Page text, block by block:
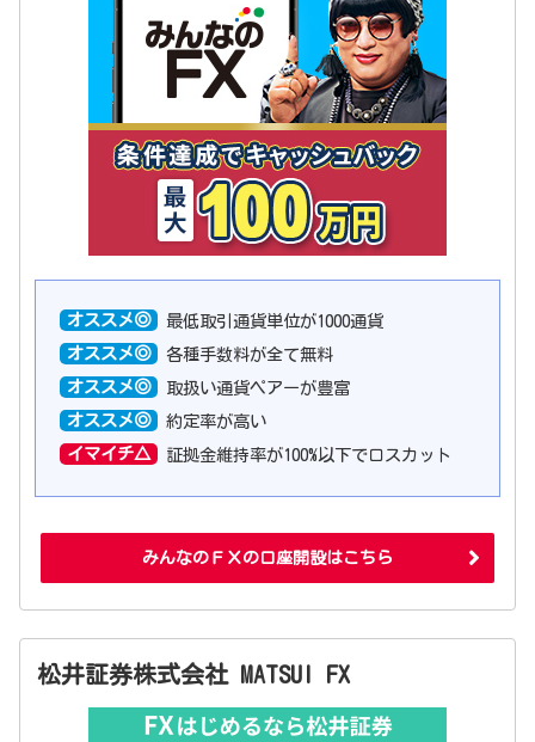
オススメ◎
最低取引通貨単位が1000通貨
オススメ◎
各種手数料が全て無料
オススメ◎
取扱い通貨ペアーが豊富
オススメ◎
約定率が高い
イマイチ△
証拠金維持率が100%以下でロスカット
みんなのＦＸの口座開設はこちら
松井証券株式会社 MATSUI FX